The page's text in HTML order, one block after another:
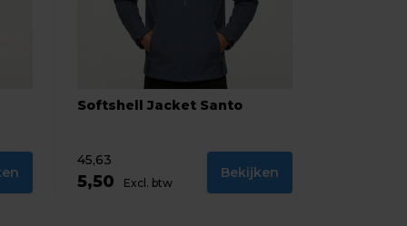
Softshell Jacket Santo
45,63
5,50 Excl. btw
Bekijken